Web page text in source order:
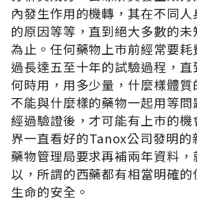
內發生作用的機轉，其在不同
的原因等等，直到絕大多數的
為止。任何藥物上巿前經常要
過長達五至十年的試驗過程，直
何時用，用多少量，什麼樣體
不能與什麼樣的藥物一起用等
經過驗證後，才可能有上巿的
界一直看好的Tanox公司發明的
藥物管理局要求再補兩年資料
以，所謂的西藥都有相當明確
生命的安全。